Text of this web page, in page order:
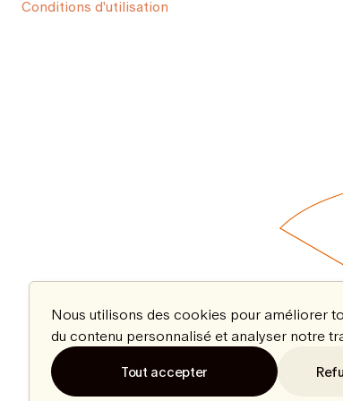
Conditions d'utilisation
Nous utilisons des cookies pour améliorer
du contenu personnalisé et analyser notre
Tout accepter